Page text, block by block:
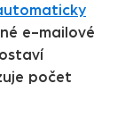
e-mailové
počet